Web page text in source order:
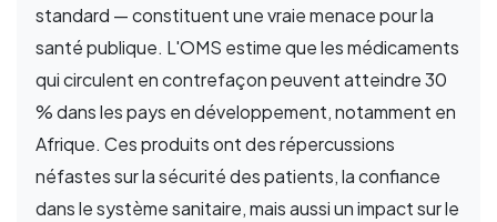
standard — constituent une vraie menace pour la
santé publique. L'OMS estime que les médicaments
qui circulent en contrefaçon peuvent atteindre 30
% dans les pays en développement, notamment en
Afrique. Ces produits ont des répercussions
néfastes sur la sécurité des patients, la confiance
dans le système sanitaire, mais aussi un impact sur le